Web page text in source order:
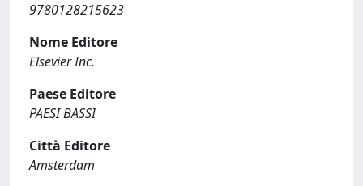
9780128215623
Nome Editore
Elsevier Inc.
Paese Editore
PAESI BASSI
Città Editore
Amsterdam